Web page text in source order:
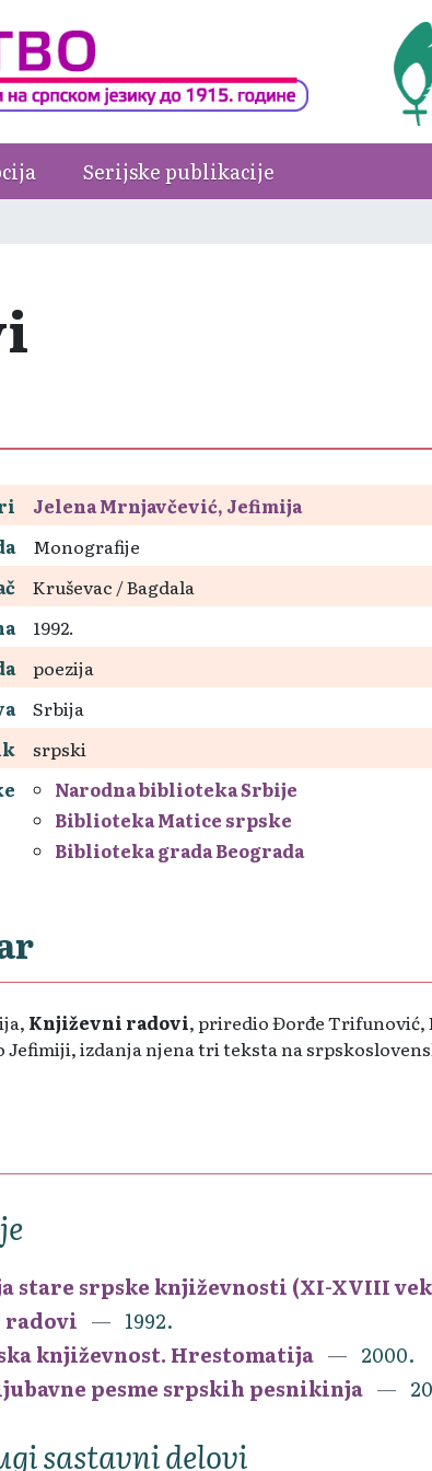
Serijske publikacije
Jelena Mrnjavčević, Jefimija
Monografije
Kruševac / Bagdala
1992.
poezija
Srbija
srpski
Narodna biblioteka Srbije
Biblioteka Matice srpske
Biblioteka grada Beograda
Književni radovi, priredio Đorđe Trifunović,
Jefimiji, izdanja njena tri teksta na
stare srpske književnosti (XI-XVIII
radovi
1992.
književnost. Hrestomatija
2000.
pesme srpskih pesnikinja
sastavni delovi